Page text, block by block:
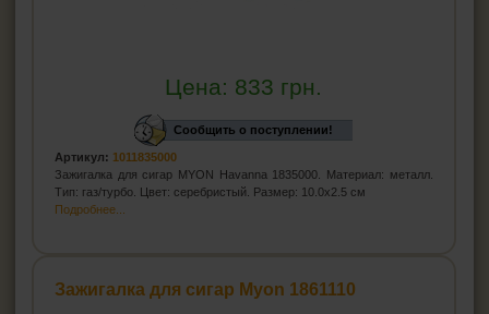
Цена: 833 грн.
Сообщить о поступлении!
Артикул: 1011835000
Зажигалка для сигар MYON Havanna 1835000. Материал: металл.
Тип: газ/турбо. Цвет: серебристый. Размер: 10.0х2.5 см
Подробнее...
Зажигалка для сигар Myon 1861110